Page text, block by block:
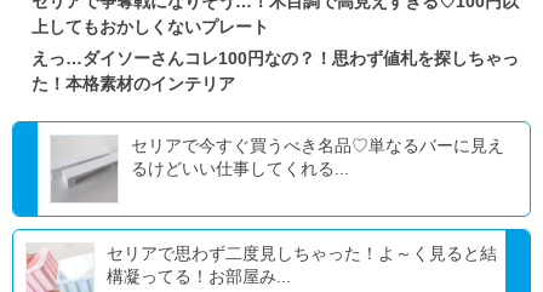
上してもおかしくないプレート
えっ…ダイソーさんコレ100円なの？！思わず値札を探しちゃっ
た！本格素材のインテリア
セリアで今すぐ買うべき名品♡単なるバーに見え
るけどいい仕事してくれる...
セリアで思わず二度見しちゃった！よ～く見ると結
構凝ってる！お部屋み...